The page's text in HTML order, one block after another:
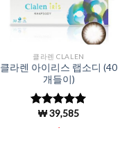
Add to
Wishlist
클라렌 CLALEN
클라렌 아이리스 랩소디 (40
개들이)
5 중에서
로 평가됨
₩39,585